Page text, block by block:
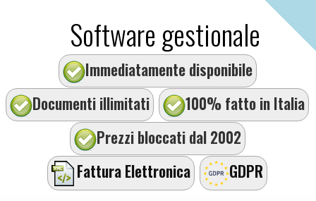
Software gestionale
Immediatamente disponibile
Documenti illimitati
100% fatto in Italia
Prezzi bloccati dal 2002
Fattura Elettronica
GDPR